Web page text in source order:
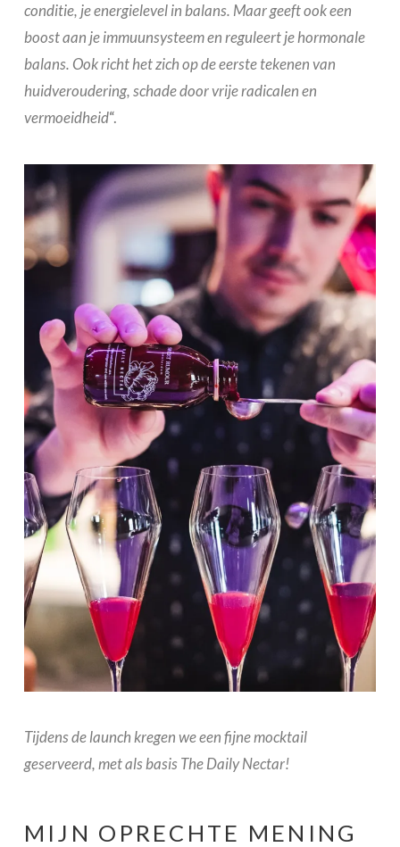
conditie, je energielevel in balans. Maar geeft ook een
boost aan je immuunsysteem en reguleert je hormonale
balans. Ook richt het zich op de eerste tekenen van
huidveroudering, schade door vrije radicalen en
vermoeidheid“.
Tijdens de launch kregen we een fijne mocktail
geserveerd, met als basis The Daily Nectar!
MIJN OPRECHTE MENING